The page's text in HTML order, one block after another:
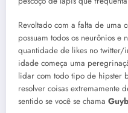
Revoltado com a falta de uma
possuam todos os neurônios e
quantidade de likes no twitter/
idade começa uma
lidar com todo tipo de hipster
resolver coisas extremamente
sentido se você se chama